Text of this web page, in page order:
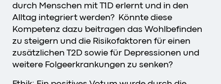
durch Menschen mit T1D erlernt und in den
Alltag integriert werden? Könnte diese
Kompetenz dazu beitragen das Wohlbefinden
zu steigern und die Risikofaktoren für einen
zusätzlichen T2D sowie für Depressionen und
weitere Folgeerkrankungen zu senken?